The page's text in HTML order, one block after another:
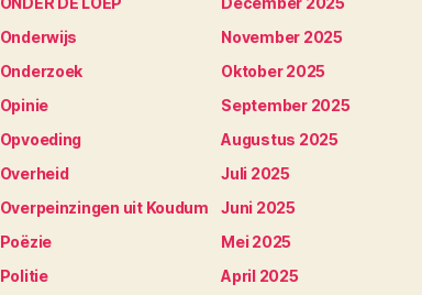
Onderwijs
Onderzoek
Opinie
Opvoeding
Overheid
Overpeinzingen uit Koudum
Poëzie
Politie
November 2025
Oktober 2025
September 2025
Augustus 2025
Juli 2025
Juni 2025
Mei 2025
April 2025